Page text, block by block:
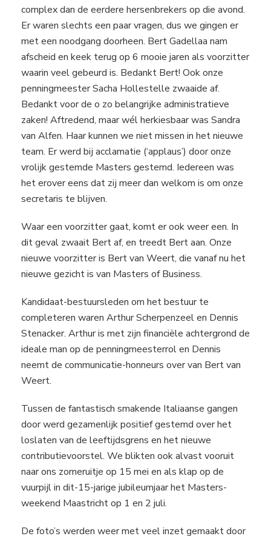
complex dan de eerdere hersenbrekers op die avond.
Er waren slechts een paar vragen, dus we gingen er
met een noodgang doorheen. Bert Gadellaa nam
afscheid en keek terug op 6 mooie jaren als voorzitter
waarin veel gebeurd is. Bedankt Bert! Ook onze
penningmeester Sacha Hollestelle zwaaide af.
Bedankt voor de o zo belangrijke administratieve
zaken! Aftredend, maar wél herkiesbaar was Sandra
van Alfen. Haar kunnen we niet missen in het nieuwe
team. Er werd bij acclamatie (‘applaus’) door onze
vrolijk gestemde Masters gestemd. Iedereen was
het erover eens dat zij meer dan welkom is om onze
secretaris te blijven.
Waar een voorzitter gaat, komt er ook weer een. In
dit geval zwaait Bert af, en treedt Bert aan. Onze
nieuwe voorzitter is Bert van Weert, die vanaf nu het
nieuwe gezicht is van Masters of Business.
Kandidaat-bestuursleden om het bestuur te
completeren waren Arthur Scherpenzeel en Dennis
Stenacker. Arthur is met zijn financiële achtergrond de
ideale man op de penningmeesterrol en Dennis
neemt de communicatie-honneurs over van Bert van
Weert.
Tussen de fantastisch smakende Italiaanse gangen
door werd gezamenlijk positief gestemd over het
loslaten van de leeftijdsgrens en het nieuwe
contributievoorstel. We blikten ook alvast vooruit
naar ons zomeruitje op 15 mei en als klap op de
vuurpijl in dit-15-jarige jubileumjaar het Masters-
weekend Maastricht op 1 en 2 juli.
De foto’s werden weer met veel inzet gemaakt door